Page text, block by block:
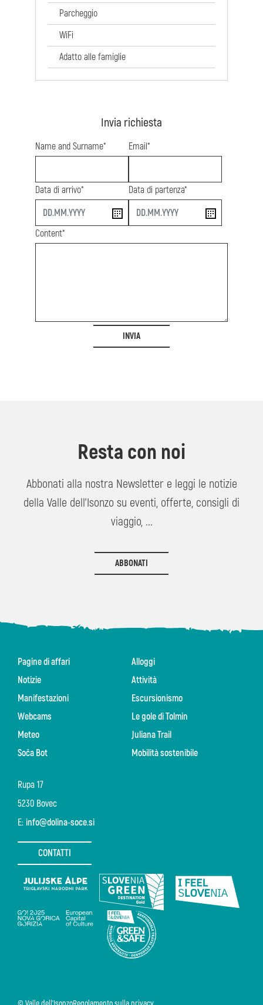
Parcheggio
WiFi
Adatto alle famiglie
Invia richiesta
Name and Surname* Email*
Data di arrivo*
start
Data di partenza*
end
Content*
INVIA
Resta con noi
Abbonati alla nostra Newsletter e leggi le notizie
della Valle dell'Isonzo su eventi, offerte, consigli di
viaggio, ...
ABBONATI
Rupa 17
5230 Bovec
E: info@dolina-soce.si
CONTATTI
Pagine di affari
Notizie
Manifestazioni
Webcams
Meteo
Soča Bot
Alloggi
Attività
Escursionismo
Le gole di Tolmin
Juliana Trail
Mobilità sostenibile